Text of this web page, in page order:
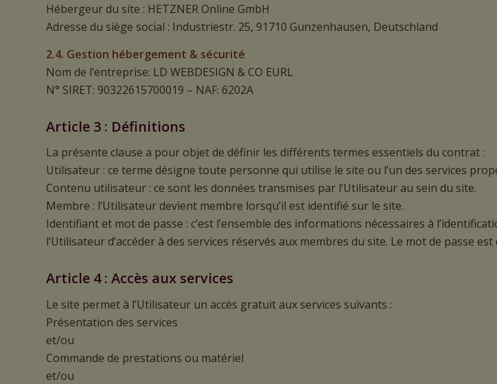
Hébergeur du site : HETZNER Online GmbH
Adresse du siège social : Industriestr. 25, 91710 Gunzenhausen, Deutschland
2.4. Gestion hébergement & sécurité
Nom de l’entreprise: LD WEBDESIGN & CO EURL
N° SIRET: 90322615700019 – NAF: 6202A
Article 3 : Définitions
La présente clause a pour objet de définir les différents termes essentiels du contrat :
Utilisateur : ce terme désigne toute personne qui utilise le site ou l’un des services
Contenu utilisateur : ce sont les données transmises par l’Utilisateur au sein du site.
Membre : l’Utilisateur devient membre lorsqu’il est identifié sur le site.
Identifiant et mot de passe : c’est l’ensemble des informations nécessaires à
l’Utilisateur d’accéder à des services réservés aux membres du site. Le mot de passe
Article 4 : Accès aux services
Le site permet à l’Utilisateur un accès gratuit aux services suivants :
Présentation des services
et/ou
Commande de prestations ou matériel
et/ou